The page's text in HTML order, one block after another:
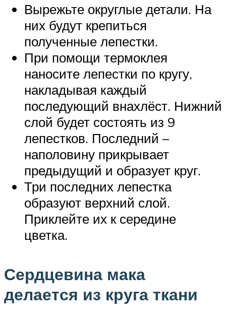
Вырежьте округлые детали. На
них будут крепиться
полученные лепестки.
При помощи термоклея
наносите лепестки по кругу,
накладывая каждый
последующий внахлёст. Нижний
слой будет состоять из 9
лепестков. Последний –
наполовину прикрывает
предыдущий и образует круг.
Три последних лепестка
образуют верхний слой.
Приклейте их к середине
цветка.
Сердцевина мака
делается из круга ткани